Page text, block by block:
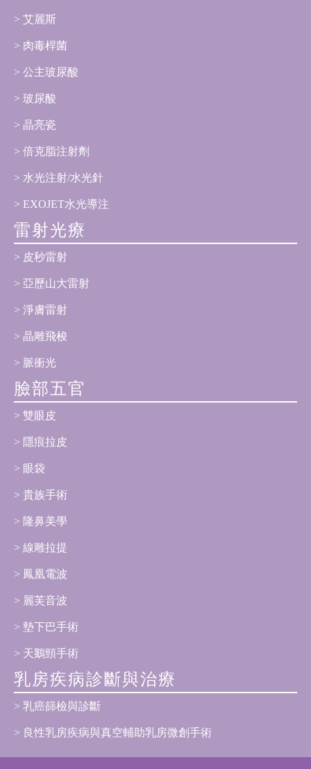
艾麗斯
肉毒桿菌
公主玻尿酸
玻尿酸
晶亮瓷
倍克脂注射劑
水光注射/水光針
EXOJET水光導注
雷射光療
皮秒雷射
亞歷山大雷射
淨膚雷射
晶雕飛梭
脈衝光
臉部五官
雙眼皮
隱痕拉皮
眼袋
貴族手術
隆鼻美學
線雕拉提
鳳凰電波
麗芙音波
墊下巴手術
天鵝頸手術
乳房疾病診斷與治療
乳癌篩檢與診斷
良性乳房疾病與真空輔助乳房微創手術